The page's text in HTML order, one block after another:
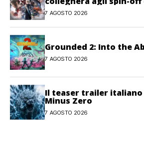
Hamaguchi non si pone
7 AGOSTO 2026
Grounded 2: Into the
7 AGOSTO 2026
Il teaser trailer italiano
Minus Zero
7 AGOSTO 2026